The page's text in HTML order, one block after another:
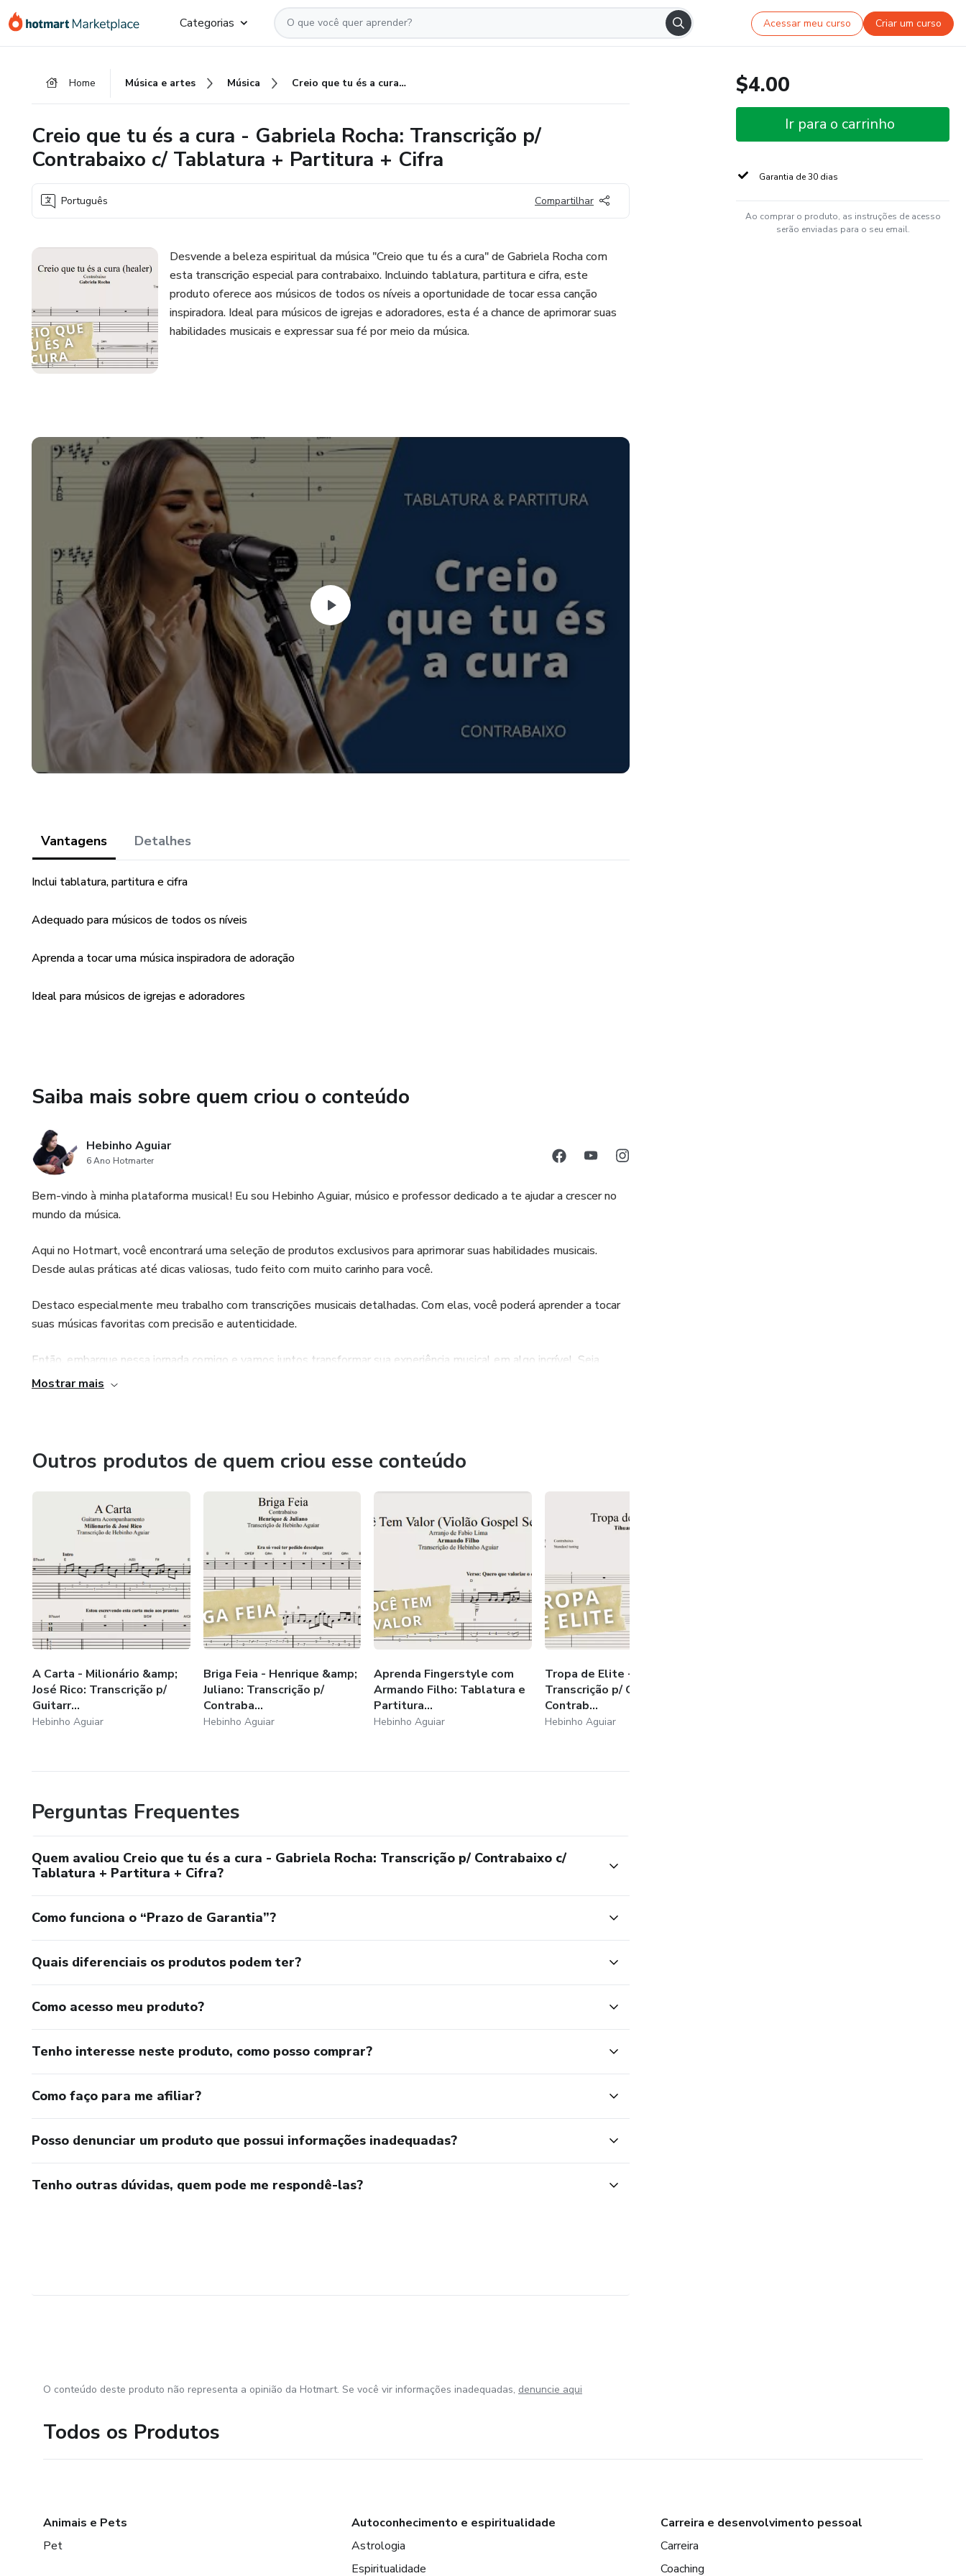
para
para
para
Categorias Acessar meu curso Criar um curso
Home Música e artes Música Creio que tu és a cura - Gabriela Rocha: Transcrição p/ Contrabaixo c/ Tablatura + Partitura + Cifra
Creio que tu és a cura - Gabriela Rocha: Transcrição p/
Contrabaixo c/ Tablatura + Partitura + Cifra
Português Compartilhar
Desvende a beleza espiritual da música "Creio que tu és a cura" de Gabriela Rocha com
esta transcrição especial para contrabaixo. Incluindo tablatura, partitura e cifra, este
produto oferece aos músicos de todos os níveis a oportunidade de tocar essa canção
inspiradora. Ideal para músicos de igrejas e adoradores, esta é a chance de aprimorar suas
habilidades musicais e expressar sua fé por meio da música.
Vantagens Detalhes
Inclui tablatura, partitura e cifra
Adequado para músicos de todos os níveis
Aprenda a tocar uma música inspiradora de adoração
Ideal para músicos de igrejas e adoradores
Saiba mais sobre quem criou o conteúdo
Hebinho Aguiar
6 Ano Hotmarter
Bem-vindo à minha plataforma musical! Eu sou Hebinho Aguiar, músico e professor dedicado a te ajudar a crescer no
mundo da música.
Aqui no Hotmart, você encontrará uma seleção de produtos exclusivos para aprimorar suas habilidades musicais.
Desde aulas práticas até dicas valiosas, tudo feito com muito carinho para você.
Destaco especialmente meu trabalho com transcrições musicais detalhadas. Com elas, você poderá aprender a tocar
suas músicas favoritas com precisão e autenticidade.
Então, embarque nessa jornada comigo e vamos juntos transformar sua experiência musical em algo incrível. Seja
bem-vindo ao meu cantinho musical no Hotmart!
Mostrar mais
Outros produtos de quem criou esse conteúdo
A Carta - Milionário &amp;
José Rico: Transcrição p/
Guitarr...
Hebinho Aguiar
Briga Feia - Henrique &amp;
Juliano: Transcrição p/
Contraba...
Hebinho Aguiar
Aprenda Fingerstyle com
Armando Filho: Tablatura e
Partitura...
Hebinho Aguiar
Tropa de Elite - Tihuana:
Transcrição p/ Guitarras e
Contrab...
Hebinho Aguiar
Perguntas Frequentes
Quem avaliou Creio que tu és a cura - Gabriela Rocha: Transcrição p/ Contrabaixo c/
Tablatura + Partitura + Cifra?
Como funciona o “Prazo de Garantia”?
Quais diferenciais os produtos podem ter?
Como acesso meu produto?
Tenho interesse neste produto, como posso comprar?
Como faço para me afiliar?
Posso denunciar um produto que possui informações inadequadas?
Tenho outras dúvidas, quem pode me respondê-las?
$4.00
Ir para o carrinho
Garantia de 30 dias
Ao comprar o produto, as instruções de acesso
serão enviadas para o seu email.
O conteúdo deste produto não representa a opinião da Hotmart. Se você vir informações inadequadas, denuncie aqui
Todos os Produtos
Animais e Pets
Pet
Autoconhecimento e espiritualidade
Astrologia
Espiritualidade
Carreira e desenvolvimento pessoal
Carreira
Coaching